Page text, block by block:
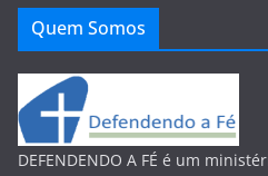
Quem Somos
DEFENDENDO A FÉ é um